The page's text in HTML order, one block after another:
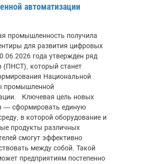
автоматизации
промышленность получила
для развития цифровых
года утвержден ряд
(ПНСТ), который станет
Национальной
промышленной
Ключевая цель новых
— сформировать единую
в которой оборудование и
продукты различных
смогут эффективно
между собой. Такой
предприятиям постепенно